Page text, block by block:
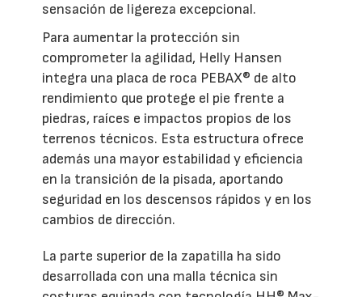
sensación de ligereza excepcional.
Para aumentar la protección sin
comprometer la agilidad, Helly Hansen
integra una placa de roca PEBAX® de alto
rendimiento que protege el pie frente a
piedras, raíces e impactos propios de los
terrenos técnicos. Esta estructura ofrece
además una mayor estabilidad y eficiencia
en la transición de la pisada, aportando
seguridad en los descensos rápidos y en los
cambios de dirección.
La parte superior de la zapatilla ha sido
desarrollada con una malla técnica sin